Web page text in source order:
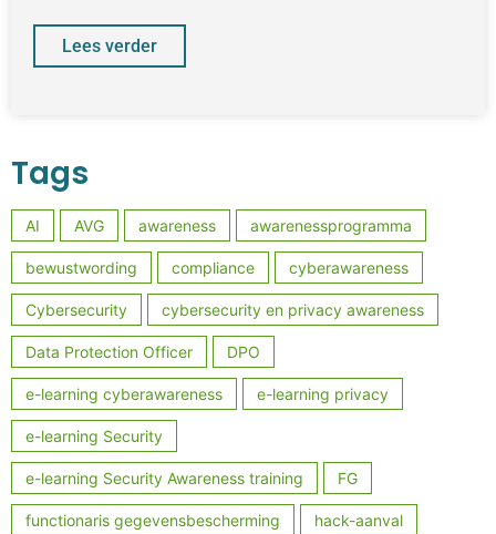
Lees verder
Tags
AI AVG awareness awarenessprogramma
bewustwording compliance cyberawareness
Cybersecurity cybersecurity en privacy awareness
Data Protection Officer DPO
e-learning cyberawareness e-learning privacy
e-learning Security
e-learning Security Awareness training FG
functionaris gegevensbescherming hack-aanval